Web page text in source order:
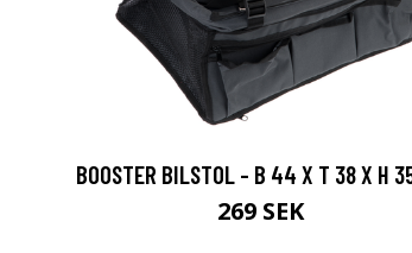
BOOSTER BILSTOL - B 44 X T 38 X H
269 SEK